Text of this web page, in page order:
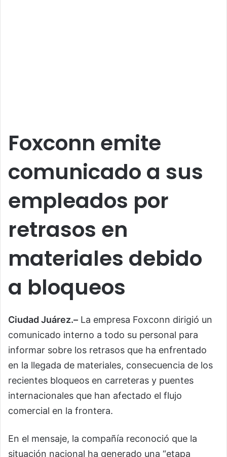
Foxconn emite
comunicado a sus
empleados por
retrasos en
materiales debido
a bloqueos
Ciudad Juárez.– La empresa Foxconn dirigió un
comunicado interno a todo su personal para
informar sobre los retrasos que ha enfrentado
en la llegada de materiales, consecuencia de los
recientes bloqueos en carreteras y puentes
internacionales que han afectado el flujo
comercial en la frontera.
En el mensaje, la compañía reconoció que la
situación nacional ha generado una “etapa